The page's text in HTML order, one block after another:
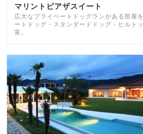
マリントピアザスイート
広大なプライベートドッグランがある部屋
ートドッグ・スタンダードドッグ・ヒルト
富。